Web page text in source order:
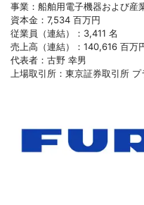
事業：船舶用電子機器および産
資本金：7,534 百万円
従業員（連結）：3,411 名
売上高（連結）：140,616 百万
代表者：古野 幸男
上場取引所：東京証券取引所 プ